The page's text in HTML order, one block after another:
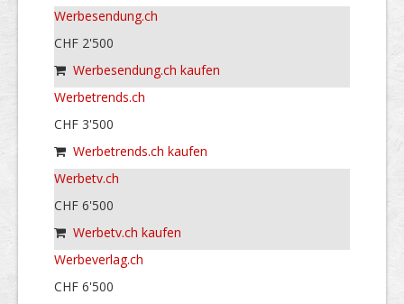
Werbesendung.ch
CHF 2'500
Werbesendung.ch kaufen
Werbetrends.ch
CHF 3'500
Werbetrends.ch kaufen
Werbetv.ch
CHF 6'500
Werbetv.ch kaufen
Werbeverlag.ch
CHF 6'500